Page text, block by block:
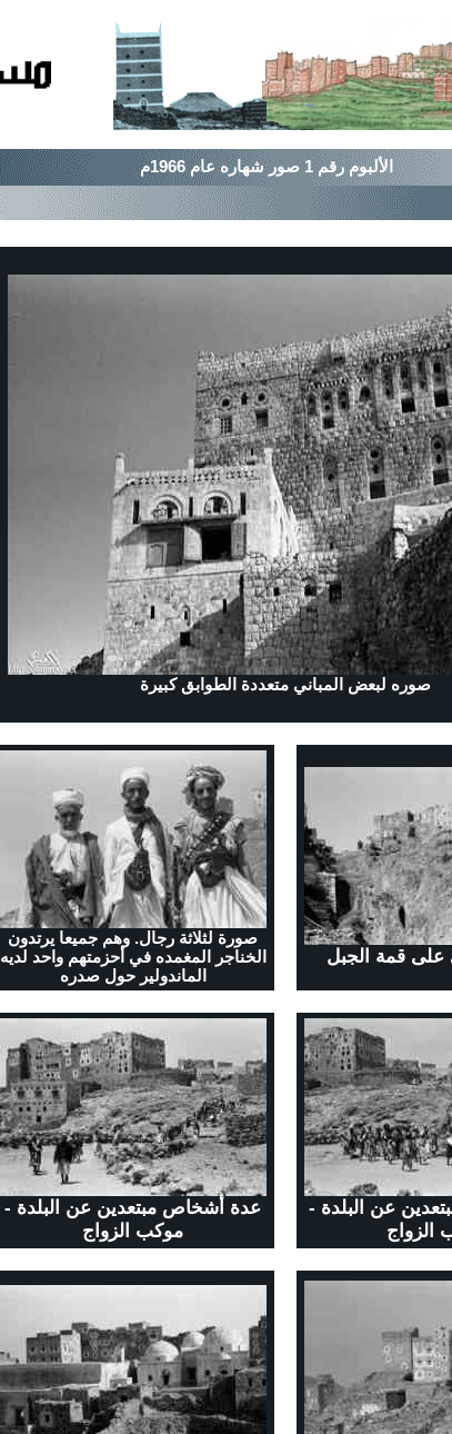
الألبوم رقم 1 صور شهاره عام 1966م
صوره لبعض المباني متعددة الطوابق كبيرة
صورة لثلاثة رجال. وهم جميعا يرتدون
الخناجر المغمده في أحزمتهم واحد لديه
الماندولير حول صدره
على قمة الجبل
عدة أشخاص مبتعدين عن البلدة -
موكب الزواج
عن البلدة -
الزواج